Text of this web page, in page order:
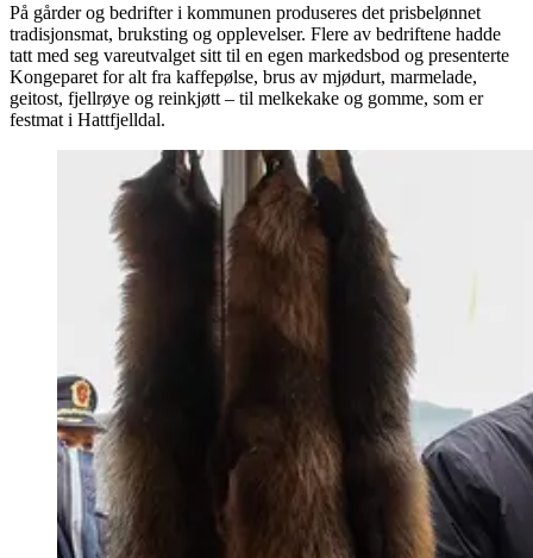
På gårder og bedrifter i kommunen produseres det prisbelønnet
tradisjonsmat, bruksting og opplevelser. Flere av bedriftene hadde
tatt med seg vareutvalget sitt til en egen markedsbod og presenterte
Kongeparet for alt fra kaffepølse, brus av mjødurt, marmelade,
geitost, fjellrøye og reinkjøtt – til melkekake og gomme, som er
festmat i Hattfjelldal.